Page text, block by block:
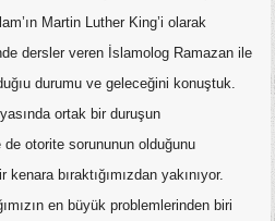
Martin Luther King’i olarak
dersler veren İslamolog Ramazan ile
durumu ve geleceğini konuştuk.
ortak bir duruşun
otorite sorununun olduğunu
bıraktığımızdan yakınıyor.
en büyük problemlerinden biri